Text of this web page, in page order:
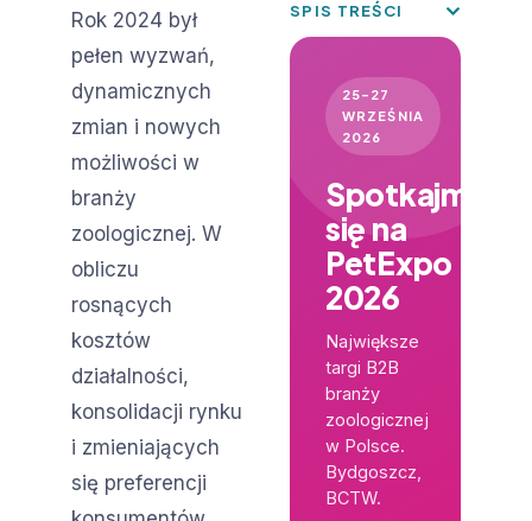
Rok 2024 był
pełen wyzwań,
dynamicznych
zmian i nowych
możliwości w
branży
zoologicznej. W
obliczu
rosnących
kosztów
działalności,
konsolidacji rynku
i zmieniających
się preferencji
SPIS TREŚCI
25–27
WRZEŚNIA
2026
Spotkajmy
się na
PetExpo
2026
Największe
targi B2B
branży
zoologicznej
w Polsce.
Bydgoszcz,
BCTW.